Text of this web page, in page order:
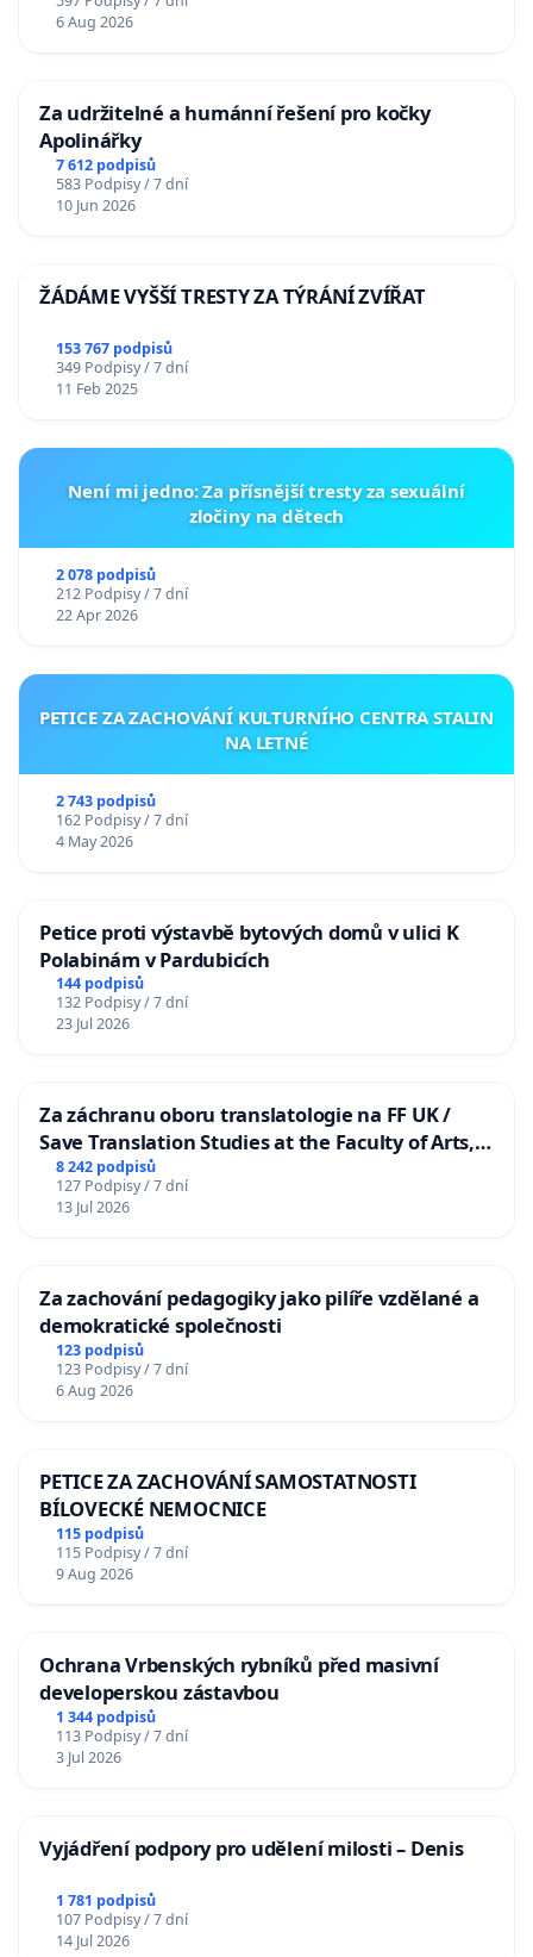
6 Aug 2026
Za udržitelné a humánní řešení pro kočky
Apolinářky
7 612 podpisů
583 Podpisy / 7 dní
10 Jun 2026
ŽÁDÁME VYŠŠÍ TRESTY ZA TÝRÁNÍ ZVÍŘAT
153 767 podpisů
349 Podpisy / 7 dní
11 Feb 2025
Není mi jedno: Za přísnější tresty za sexuální
zločiny na dětech
2 078 podpisů
212 Podpisy / 7 dní
22 Apr 2026
PETICE ZA ZACHOVÁNÍ KULTURNÍHO CENTRA STALIN
NA LETNÉ
2 743 podpisů
162 Podpisy / 7 dní
4 May 2026
Petice proti výstavbě bytových domů v ulici K
Polabinám v Pardubicích
144 podpisů
132 Podpisy / 7 dní
23 Jul 2026
Za záchranu oboru translatologie na FF UK /
Save Translation Studies at the Faculty of Arts,
Charles University
8 242 podpisů
127 Podpisy / 7 dní
13 Jul 2026
Za zachování pedagogiky jako pilíře vzdělané a
demokratické společnosti
123 podpisů
123 Podpisy / 7 dní
6 Aug 2026
PETICE ZA ZACHOVÁNÍ SAMOSTATNOSTI
BÍLOVECKÉ NEMOCNICE
115 podpisů
115 Podpisy / 7 dní
9 Aug 2026
Ochrana Vrbenských rybníků před masivní
developerskou zástavbou
1 344 podpisů
113 Podpisy / 7 dní
3 Jul 2026
Vyjádření podpory pro udělení milosti – Denis
1 781 podpisů
107 Podpisy / 7 dní
14 Jul 2026